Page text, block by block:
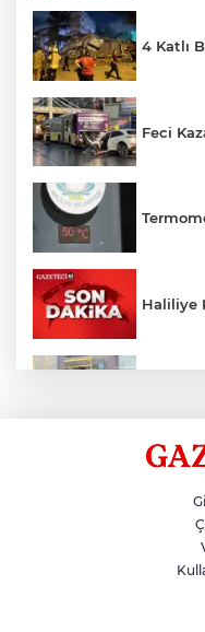
4 Katlı
Feci
Haliliye
Hikmet
Sezon